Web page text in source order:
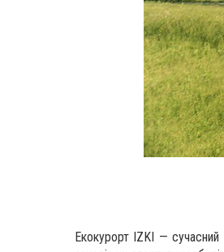
Екокурорт IZKI — сучасний